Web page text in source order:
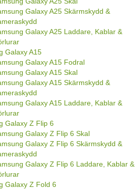
Galaxy A25 Skärmskydd &
Galaxy A25 Laddare, Kablar &
Galaxy A15
Galaxy A15 Fodral
Galaxy A15 Skal
Galaxy A15 Skärmskydd &
Galaxy A15 Laddare, Kablar &
Galaxy Z Flip 6
Galaxy Z Flip 6 Skal
Galaxy Z Flip 6 Skärmskydd &
Galaxy Z Flip 6 Laddare, Kablar &
Galaxy Z Fold 6